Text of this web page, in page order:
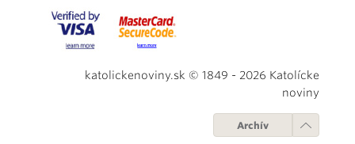
katolickenoviny.sk © 1849 - 2026 Katolícke
noviny
Archív